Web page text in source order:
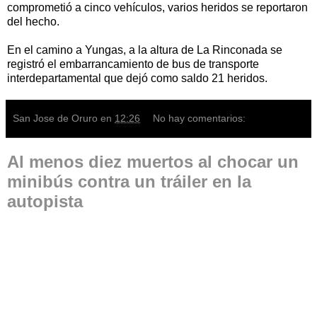
comprometió a cinco vehículos, varios heridos se reportaron
del hecho.
En el camino a Yungas, a la altura de La Rinconada se
registró el embarrancamiento de bus de transporte
interdepartamental que dejó como saldo 21 heridos.
San Jose de Oruro en 12:26 No hay comentarios:
Al menos diez muertos al chocar un
minibús contra un tráiler en la
autopista